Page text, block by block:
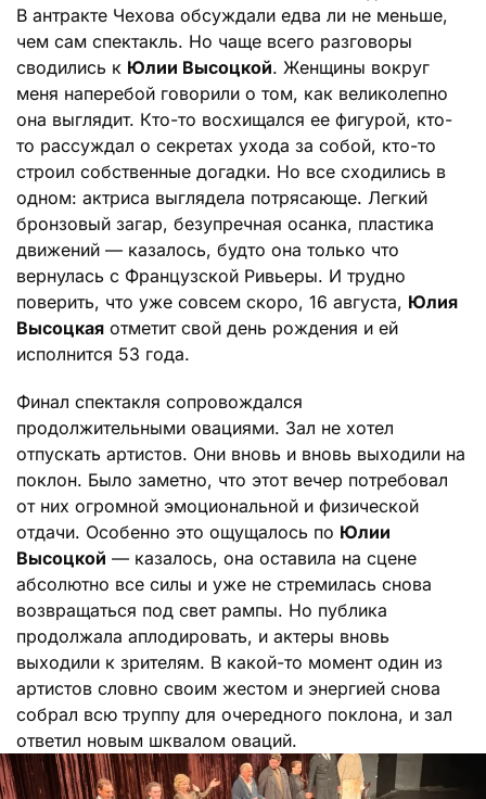
В антракте Чехова обсуждали едва ли не меньше,
чем сам спектакль. Но чаще всего разговоры
сводились к Юлии Высоцкой. Женщины вокруг
меня наперебой говорили о том, как великолепно
она выглядит. Кто-то восхищался ее фигурой, кто-
то рассуждал о секретах ухода за собой, кто-то
строил собственные догадки. Но все сходились в
одном: актриса выглядела потрясающе. Легкий
бронзовый загар, безупречная осанка, пластика
движений — казалось, будто она только что
вернулась с Французской Ривьеры. И трудно
поверить, что уже совсем скоро, 16 августа, Юлия
Высоцкая отметит свой день рождения и ей
исполнится 53 года.
Финал спектакля сопровождался
продолжительными овациями. Зал не хотел
отпускать артистов. Они вновь и вновь выходили на
поклон. Было заметно, что этот вечер потребовал
от них огромной эмоциональной и физической
отдачи. Особенно это ощущалось по Юлии
Высоцкой — казалось, она оставила на сцене
абсолютно все силы и уже не стремилась снова
возвращаться под свет рампы. Но публика
продолжала аплодировать, и актеры вновь
выходили к зрителям. В какой-то момент один из
артистов словно своим жестом и энергией снова
собрал всю труппу для очередного поклона, и зал
ответил новым шквалом оваций.